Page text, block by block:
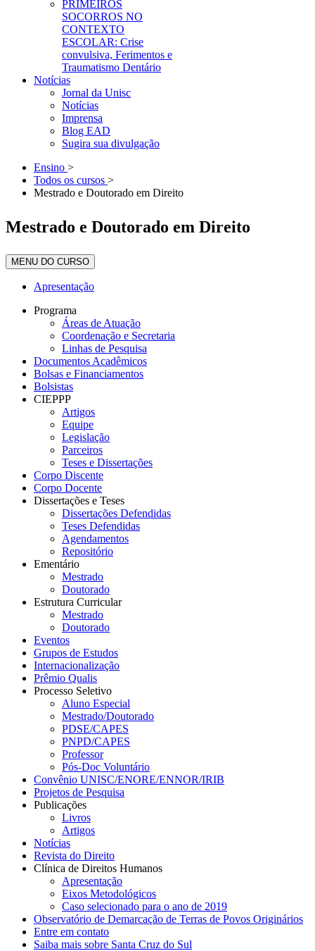
PRIMEIROS
SOCORROS NO
CONTEXTO
ESCOLAR: Crise
convulsiva, Ferimentos e
Traumatismo Dentário
Notícias
Jornal da Unisc
Notícias
Imprensa
Blog EAD
Sugira sua divulgação
Ensino >
Todos os cursos >
Mestrado e Doutorado em Direito
Mestrado e Doutorado em Direito
MENU DO CURSO
Apresentação
Programa
Áreas de Atuação
Coordenação e Secretaria
Linhas de Pesquisa
Documentos Acadêmicos
Bolsas e Financiamentos
Bolsistas
CIEPPP
Artigos
Equipe
Legislação
Parceiros
Teses e Dissertações
Corpo Discente
Corpo Docente
Dissertações e Teses
Dissertações Defendidas
Teses Defendidas
Agendamentos
Repositório
Ementário
Mestrado
Doutorado
Estrutura Curricular
Mestrado
Doutorado
Eventos
Grupos de Estudos
Internacionalização
Prêmio Qualis
Processo Seletivo
Aluno Especial
Mestrado/Doutorado
PDSE/CAPES
PNPD/CAPES
Professor
Pós-Doc Voluntário
Convênio UNISC/ENORE/ENNOR/IRIB
Projetos de Pesquisa
Publicações
Livros
Artigos
Notícias
Revista do Direito
Clínica de Direitos Humanos
Apresentação
Eixos Metodológicos
Caso selecionado para o ano de 2019
Observatório de Demarcação de Terras de Povos Originários
Entre em contato
Saiba mais sobre Santa Cruz do Sul